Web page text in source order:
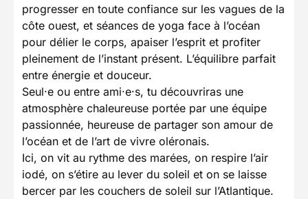
progresser en toute confiance sur les vagues de la
côte ouest, et séances de yoga face à l’océan
pour délier le corps, apaiser l’esprit et profiter
pleinement de l’instant présent. L’équilibre parfait
entre énergie et douceur.
Seul·e ou entre ami·e·s, tu découvriras une
atmosphère chaleureuse portée par une équipe
passionnée, heureuse de partager son amour de
l’océan et de l’art de vivre oléronais.
Ici, on vit au rythme des marées, on respire l’air
iodé, on s’étire au lever du soleil et on se laisse
bercer par les couchers de soleil sur l’Atlantique.